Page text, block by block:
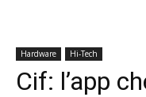
Hardware Hi-Tech
Cif: l’app